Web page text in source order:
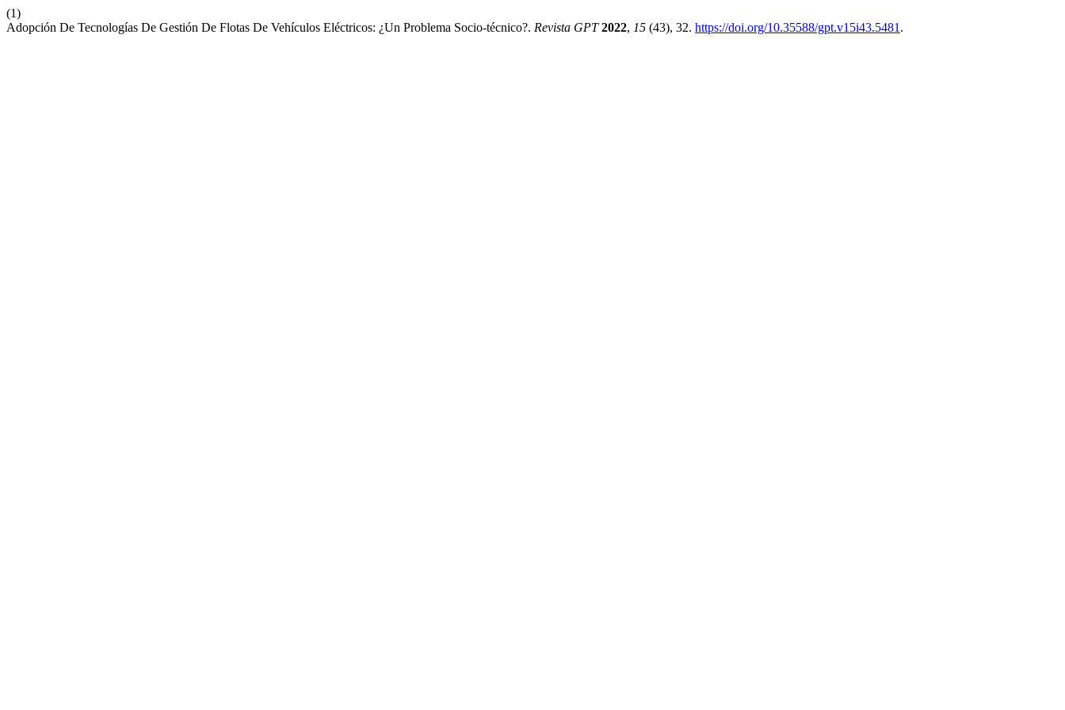
(1)
Adopción De Tecnologías De Gestión De Flotas De Vehículos Eléctricos: ¿Un Problema Socio-técnico?. Revista GPT 2022, 15 (43), 32. https://doi.org/10.35588/gpt.v15i43.5481 .